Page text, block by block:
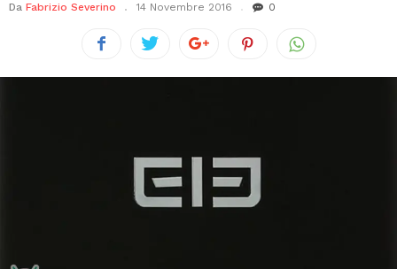
Da Fabrizio Severino 14 Novembre 2016 0